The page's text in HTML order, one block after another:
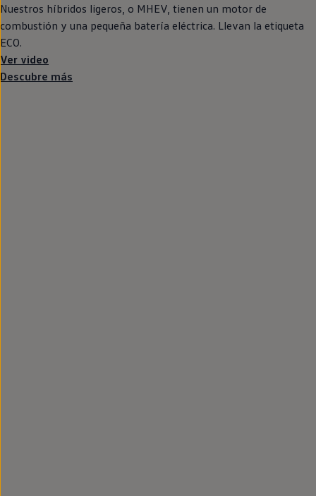
Nuestros híbridos ligeros, o MHEV, tienen un motor de
combustión y una pequeña batería eléctrica. Llevan la etiqueta
ECO.
Ver video
Descubre más